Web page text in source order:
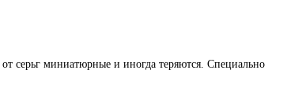
серьг миниатюрные и иногда теряются. Специально